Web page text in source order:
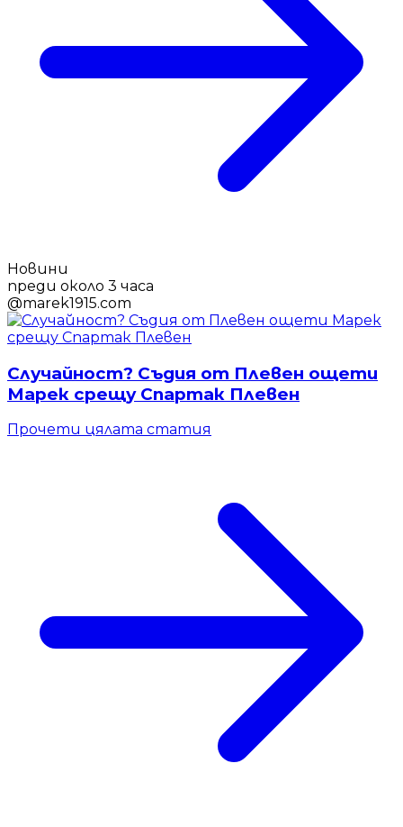
Новини
преди около 3 часа
@marek1915.com
Случайност? Съдия от Плевен ощети
Марек срещу Спартак Плевен
Прочети цялата статия